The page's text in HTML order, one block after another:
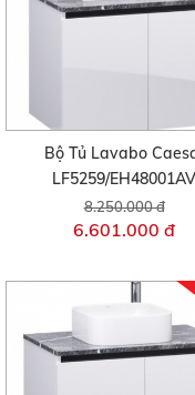
Bộ Tủ Lavabo
LF5259/EH48001AV
8.250.000 đ
6.601.000 đ